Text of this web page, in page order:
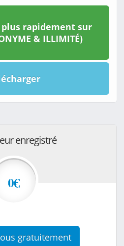
rapidement sur
& ILLIMITÉ)
enregistré
0€
gratuitement